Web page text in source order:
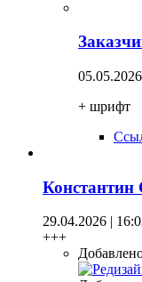
+ шрифт
Константин
29.04.2026 |
+++